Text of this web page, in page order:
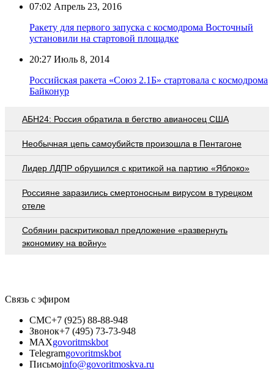
07:02 Апрель 23, 2016
Ракету для первого запуска с космодрома Восточный
установили на стартовой площадке
20:27 Июль 8, 2014
Российская ракета «Союз 2.1Б» стартовала с космодрома
Байконур
АБН24: Россия обратила в бегство авианосец США
Необычная цепь самоубийств произошла в Пентагоне
Лидер ЛДПР обрушился с критикой на партию «Яблоко»
Россияне заразились смертоносным вирусом в турецком
отеле
Собянин раскритиковал предложение «развернуть
экономику на войну»
Связь с эфиром
СМС+7 (925) 88-88-948
Звонок+7 (495) 73-73-948
MAXgovoritmskbot
Telegramgovoritmskbot
Письмоinfo@govoritmoskva.ru